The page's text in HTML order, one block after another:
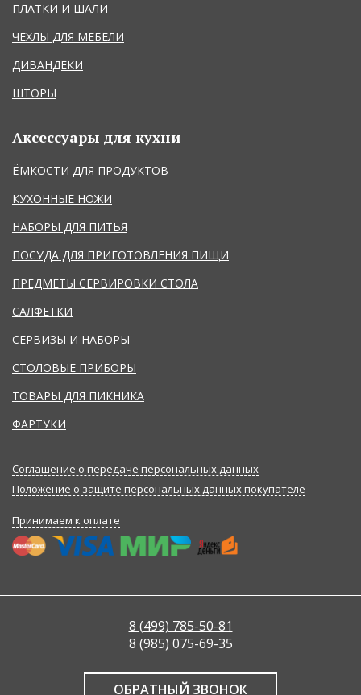
ПЛАТКИ И ШАЛИ
ЧЕХЛЫ ДЛЯ МЕБЕЛИ
ДИВАНДЕКИ
ШТОРЫ
Аксессуары для кухни
ЁМКОСТИ ДЛЯ ПРОДУКТОВ
КУХОННЫЕ НОЖИ
НАБОРЫ ДЛЯ ПИТЬЯ
ПОСУДА ДЛЯ ПРИГОТОВЛЕНИЯ ПИЩИ
ПРЕДМЕТЫ СЕРВИРОВКИ СТОЛА
САЛФЕТКИ
СЕРВИЗЫ И НАБОРЫ
СТОЛОВЫЕ ПРИБОРЫ
ТОВАРЫ ДЛЯ ПИКНИКА
ФАРТУКИ
Соглашение о передаче персональных данных
Положение о защите персональных данных покупателе
Принимаем к оплате
8 (499) 785-50-81
8 (985) 075-69-35
ОБРАТНЫЙ ЗВОНОК